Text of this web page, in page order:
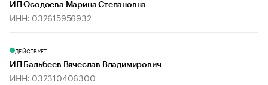
ИП Осодоева Марина Степановна
ИНН: 032615956932
ДЕЙСТВУЕТ
ИП Бальбеев Вячеслав Владимирович
ИНН: 032310406300